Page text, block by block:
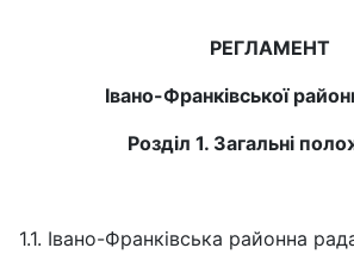
РЕГЛАМЕНТ
Івано-Франківської
Розділ 1. Загальні
1.1. Івано-Франківська районна